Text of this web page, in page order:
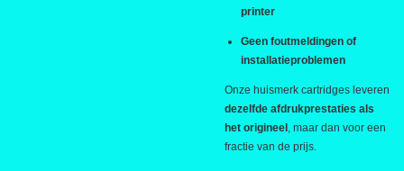
printer
Geen foutmeldingen of
installatieproblemen
Onze huismerk cartridges leveren
dezelfde afdrukprestaties als
het origineel , maar dan voor een
fractie van de prijs.